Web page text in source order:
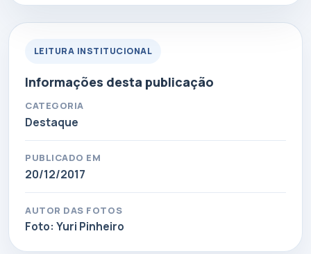
LEITURA INSTITUCIONAL
Informações desta publicação
CATEGORIA
Destaque
PUBLICADO EM
20/12/2017
AUTOR DAS FOTOS
Foto: Yuri Pinheiro